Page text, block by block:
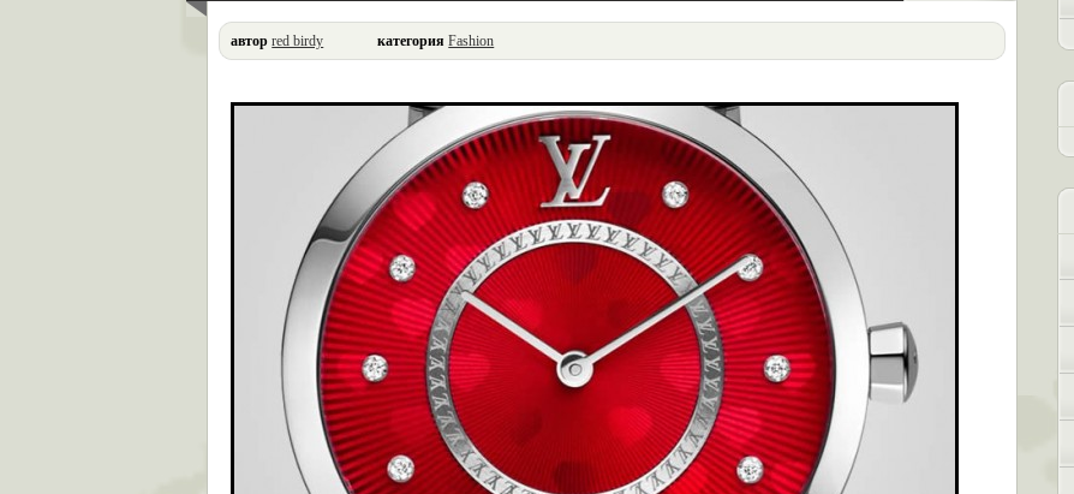
автор red birdy категория Fashion